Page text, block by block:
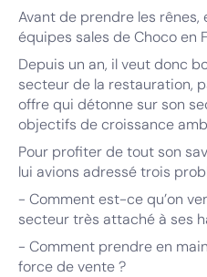
Avant de prendre les rênes,
équipes sales de Choco en
Depuis un an, il veut donc
secteur de la restauration,
offre qui détonne sur son
objectifs de croissance
Pour profiter de tout son
lui avions adressé trois
- Comment est-ce qu’on
secteur très attaché à ses
- Comment prendre en
force de vente ?